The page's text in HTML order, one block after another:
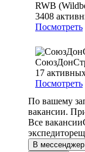
RWB
3408
Посмотреть
17
Посмотреть
По вашему
вакансии.
Все вакансии
экспедитор
В мессенджер